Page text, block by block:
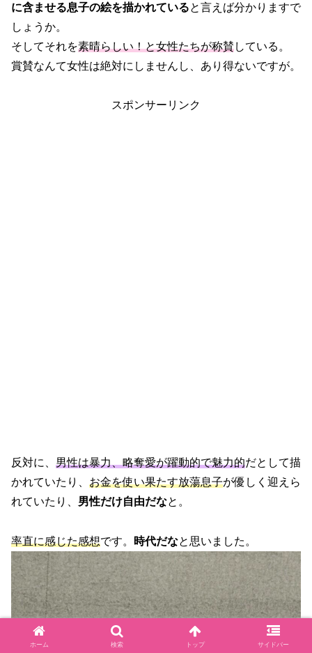
に含ませる息子の絵を描かれていると言えば分かりますで
しょうか。
そしてそれを素晴らしい！と女性たちが称賛している。
賞賛なんて女性は絶対にしませんし、あり得ないですが。
スポンサーリンク
反対に、 男性は暴力、略奪愛が躍動的で魅力的だとして描
かれていたり、 お金を使い果たす放蕩息子が優しく迎えら
れていたり、 男性だけ自由だなと。
率直に感じた感想です。 時代だなと思いました。
ホーム 検索 トップ サイドバー